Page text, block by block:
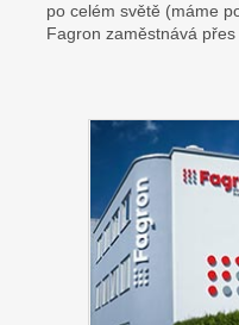
po celém světě (máme
Fagron zaměstnává